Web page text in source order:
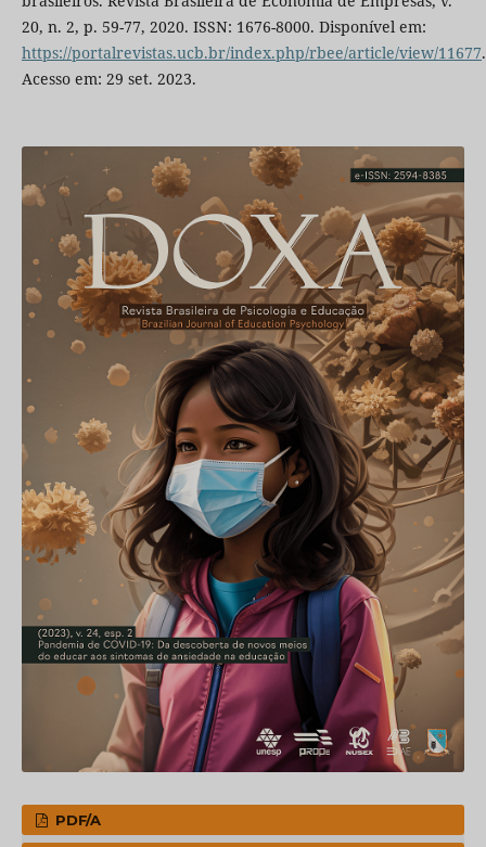
20, n. 2, p. 59-77, 2020. ISSN: 1676-8000. Disponível em:
https://portalrevistas.ucb.br/index.php/rbee/article/view/11677.
Acesso em: 29 set. 2023.
PDF/A